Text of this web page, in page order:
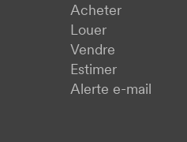
Acheter
Louer
Vendre
Estimer
Alerte e-mail